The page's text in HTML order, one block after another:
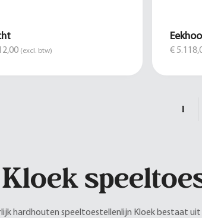
(excl. btw) €
1
hardhouten speeltoestellenlijn Kloek bestaat